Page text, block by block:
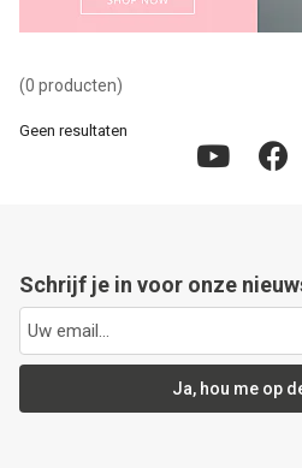
(0 producten)
Geen resultaten
Schrijf je in voor onze
Ja, hou me op